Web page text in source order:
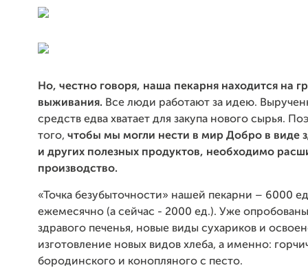
Но, честно говоря, наша пекарня находится на
выживания. Все люди работают за идею.
средств едва хватает для закупа нового сырья.
того, чтобы мы могли нести в мир Добро в виде
и других полезных продуктов, необходимо
производство.
«Точка безубыточности» нашей пекарни – 6000
ежемесячно (а сейчас - 2000 ед.). Уже
здравого печенья, новые виды сухариков и
изготовление новых видов хлеба, а именно:
бородинского и конопляного с песто.